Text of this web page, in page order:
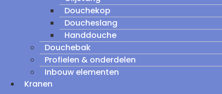
Douchekop
Doucheslang
Handdouche
Douchebak
Profielen & onderdelen
Inbouw elementen
Kranen